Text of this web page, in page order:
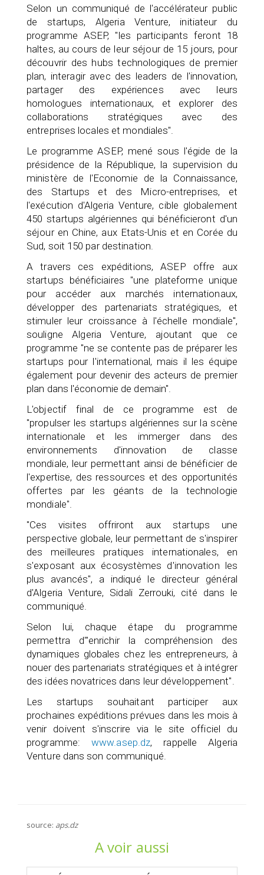
Selon un communiqué de l'accélérateur public
de startups, Algeria Venture, initiateur du
programme ASEP, "les participants feront 18
haltes, au cours de leur séjour de 15 jours, pour
découvrir des hubs technologiques de premier
plan, interagir avec des leaders de l'innovation,
partager des expériences avec leurs
homologues internationaux, et explorer des
collaborations stratégiques avec des
entreprises locales et mondiales".
Le programme ASEP, mené sous l'égide de la
présidence de la République, la supervision du
ministère de l'Economie de la Connaissance,
des Startups et des Micro-entreprises, et
l'exécution d'Algeria Venture, cible globalement
450 startups algériennes qui bénéficieront d'un
séjour en Chine, aux Etats-Unis et en Corée du
Sud, soit 150 par destination.
A travers ces expéditions, ASEP offre aux
startups bénéficiaires "une plateforme unique
pour accéder aux marchés internationaux,
développer des partenariats stratégiques, et
stimuler leur croissance à l'échelle mondiale",
souligne Algeria Venture, ajoutant que ce
programme "ne se contente pas de préparer les
startups pour l'international, mais il les équipe
également pour devenir des acteurs de premier
plan dans l'économie de demain".
L'objectif final de ce programme est de
"propulser les startups algériennes sur la scène
internationale et les immerger dans des
environnements d'innovation de classe
mondiale, leur permettant ainsi de bénéficier de
l'expertise, des ressources et des opportunités
offertes par les géants de la technologie
mondiale".
"Ces visites offriront aux startups une
perspective globale, leur permettant de s'inspirer
des meilleures pratiques internationales, en
s'exposant aux écosystèmes d'innovation les
plus avancés", a indiqué le directeur général
d'Algeria Venture, Sidali Zerrouki, cité dans le
communiqué.
Selon lui, chaque étape du programme
permettra d'"enrichir la compréhension des
dynamiques globales chez les entrepreneurs, à
nouer des partenariats stratégiques et à intégrer
des idées novatrices dans leur développement".
Les startups souhaitant participer aux
prochaines expéditions prévues dans les mois à
venir doivent s'inscrire via le site officiel du
programme:www.asep.dz, rappelle Algeria
Venture dans son communiqué.
source: aps.dz
A voir aussi